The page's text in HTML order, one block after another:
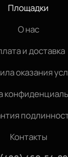
Площадки
О нас
и доставка
оказания
Контакты